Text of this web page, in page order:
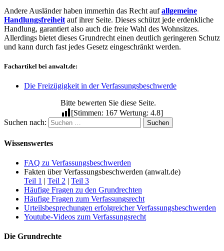
Andere Ausländer haben immerhin das Recht aufallgemeine
Handlungsfreiheit auf ihrer Seite. Dieses schützt jede erdenkliche
Handlung, garantiert also auch die freie Wahl des Wohnsitzes.
Allerdings bietet dieses Grundrecht einen deutlich geringeren Schutz
und kann durch fast jedes Gesetz eingeschränkt werden.
Fachartikel bei anwalt.de:
Die Freizügigkeit in der Verfassungsbeschwerde
Bitte bewerten Sie diese Seite.
[Stimmen: 167 Wertung: 4.8]
Suchen nach:
Wissenswertes
FAQ zu Verfassungsbeschwerden
Fakten über Verfassungsbeschwerden (anwalt.de)
Teil 1 | Teil 2 | Teil 3
Häufige Fragen zu den Grundrechten
Häufige Fragen zum Verfassungsrecht
Urteilsbesprechungen erfolgreicher Verfassungsbeschwerden
Youtube-Videos zum Verfassungsrecht
Die Grundrechte